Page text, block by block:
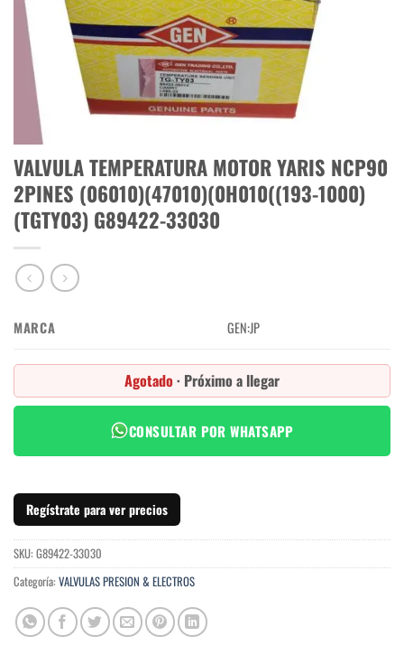
VALVULA TEMPERATURA MOTOR YARIS NCP90
2PINES (06010)(47010)(0H010((193-1000)
(TGTY03) G89422-33030
MARCA GEN:JP
Agotado · Próximo a llegar
CONSULTAR POR WHATSAPP
Regístrate para ver precios
SKU: G89422-33030
Categoría: VALVULAS PRESION & ELECTROS